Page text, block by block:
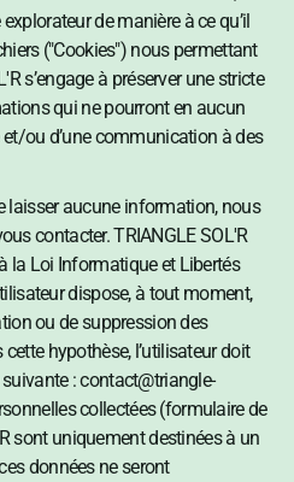
de manière à ce qu’il
("Cookies") nous permettant
s’engage à préserver une stricte
qui ne pourront en aucun
et/ou d’une communication à des
laisser aucune information, nous
contacter. TRIANGLE SOL'R
la Loi Informatique et Libertés
dispose, à tout moment,
ou de suppression des
hypothèse, l’utilisateur doit
: contact@triangle-
collectées (formulaire de
sont uniquement destinées à un
données ne seront